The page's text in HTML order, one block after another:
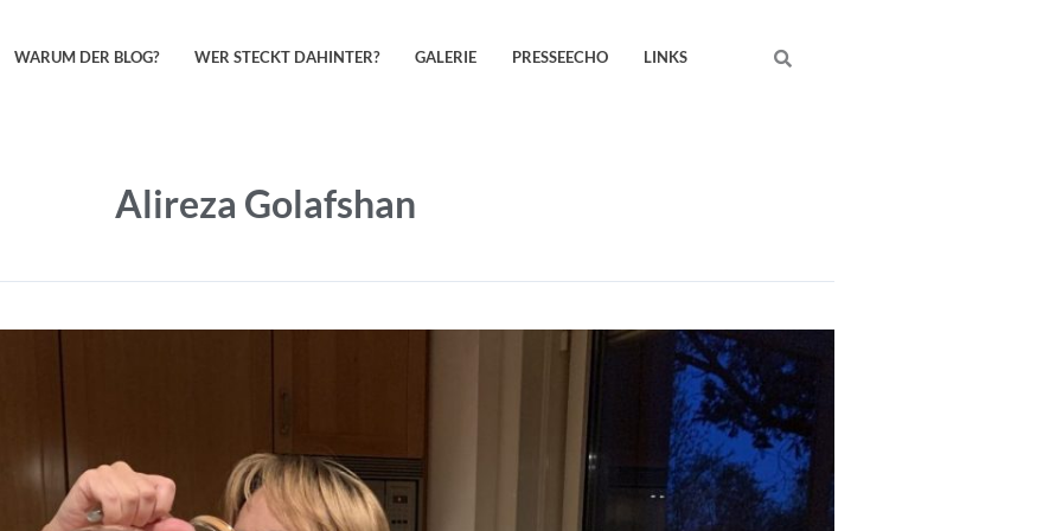
WARUM DER BLOG? WER STECKT DAHINTER? GALERIE PRESSEECHO LINKS Search
Alireza Golafshan